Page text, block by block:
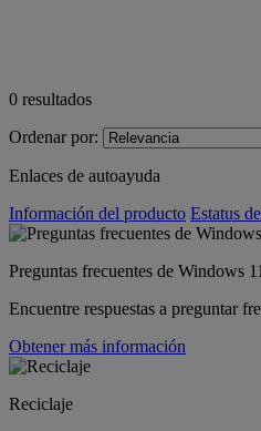
0 resultados
Ordenar por:
Enlaces de autoayuda
Información del producto Estatus
Preguntas frecuentes de Windows 11
Encuentre respuestas a preguntar
Obtener más información
Reciclaje